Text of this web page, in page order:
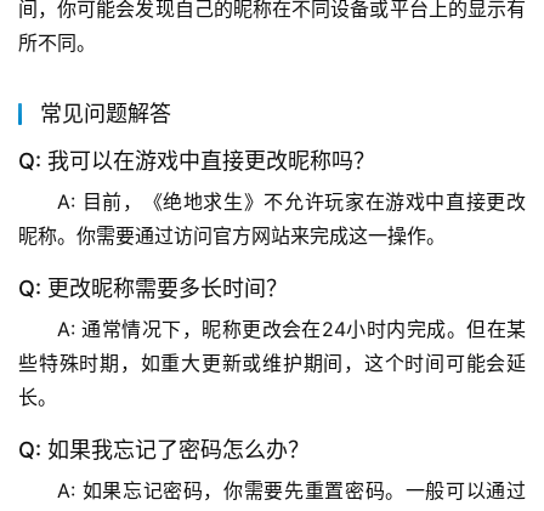
间，你可能会发现自己的昵称在不同设备或平台上的显示有
所不同。
常见问题解答
Q: 我可以在游戏中直接更改昵称吗？
A: 目前，《绝地求生》不允许玩家在游戏中直接更改
昵称。你需要通过访问官方网站来完成这一操作。
Q: 更改昵称需要多长时间？
A: 通常情况下，昵称更改会在24小时内完成。但在某
些特殊时期，如重大更新或维护期间，这个时间可能会延
长。
Q: 如果我忘记了密码怎么办？
A: 如果忘记密码，你需要先重置密码。一般可以通过